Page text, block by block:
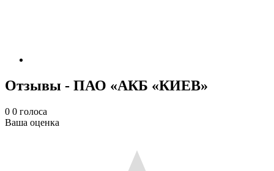
Отзывы - ПАО «АКБ «КИЕВ»
0 0 голоса
Ваша оценка